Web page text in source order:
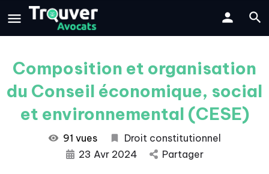
Composition et organisation
du Conseil économique, social
et environnemental (CESE)
91 vues
Droit constitutionnel
23 Avr 2024
Partager